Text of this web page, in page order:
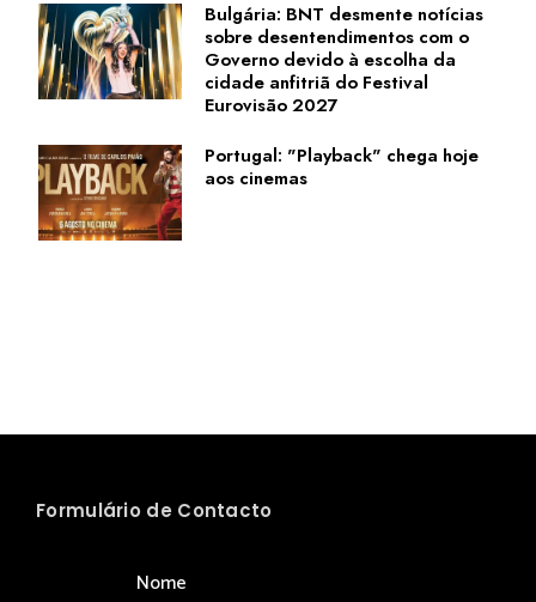
Bulgária: BNT desmente notícias
sobre desentendimentos com o
Governo devido à escolha da
cidade anfitriã do Festival
Eurovisão 2027
Portugal: "Playback" chega hoje
aos cinemas
Formulário de Contacto
Nome